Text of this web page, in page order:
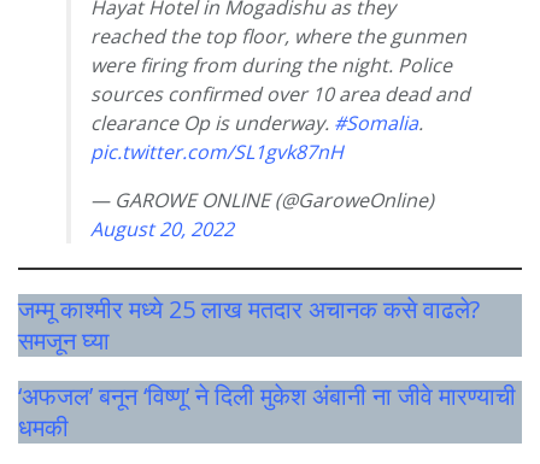
Hayat Hotel in Mogadishu as they
reached the top floor, where the gunmen
were firing from during the night. Police
sources confirmed over 10 area dead and
clearance Op is underway. #Somalia.
pic.twitter.com/SL1gvk87nH
— GAROWE ONLINE (@GaroweOnline)
August 20, 2022
जम्मू काश्मीर मध्ये 25 लाख मतदार अचानक कसे वाढले?
समजून घ्या
‘अफजल’ बनून ‘विष्णू’ ने दिली मुकेश अंबानी ना जीवे मारण्याची
धमकी